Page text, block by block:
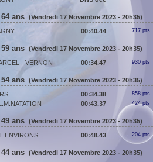
ans (Vendredi 17 Novembre 2023 - 20h35)
00:40.44 717 pts
ans (Vendredi 17 Novembre 2023 - 20h35)
- VERNON 00:34.47 930 pts
ans (Vendredi 17 Novembre 2023 - 20h35)
00:34.38 858 pts
00:43.37 424 pts
ans (Vendredi 17 Novembre 2023 - 20h35)
ENVIRONS 00:48.43 204 pts
ans (Vendredi 17 Novembre 2023 - 20h35)